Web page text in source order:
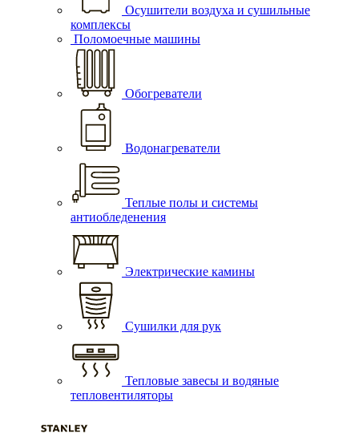
Осушители воздуха и сушильные
комплексы
Поломоечные машины
Обогреватели
Водонагреватели
Теплые полы и системы
антиобледенения
Электрические камины
Сушилки для рук
Тепловые завесы и водяные
тепловентиляторы